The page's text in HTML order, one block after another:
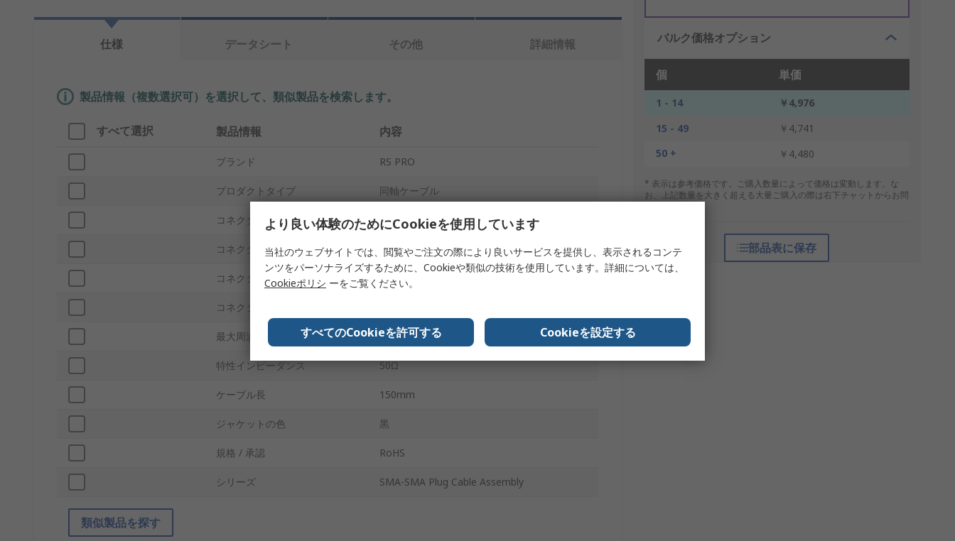
バルク価格オプション
個 単価
1 - 14
￥4,976
15 - 49
￥4,741
50 +
￥4,480
* 表示は参考価格です。ご購入数量によって価格は変動します。な
お、上記数量を大きく超える大量ご購入の際は右下チャットからお問
部品表に保存
仕様 データシート その他 詳細情報
製品情報（複数選択可）を選択して、類似製品を検索します。
すべて選択 製品情報 内容
ブランド RS PRO
プロダクトタイプ 同軸ケーブル
コネクタタイプA SMA
コネクタタイプB SMA
コネクタジェンダーA メス
コネクタジェンダーB
最大周波数 3GHz
特性インピーダンス 50Ω
ケーブル長 150mm
ジャケットの色 黒
規格 / 承認 RoHS
シリーズ SMA-SMA Plug Cable Assembly
類似製品を探す
より良い体験のためにCookieを使用しています
当社のウェブサイトでは、閲覧やご注文の際により良いサービスを提供し、表示されるコンテ
ンツをパーソナライズするために、Cookieや類似の技術を使用しています。詳細については、
Cookieポリシ ーをご覧ください。
すべてのCookieを許可する Cookieを設定する